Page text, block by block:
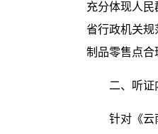
充分体现人
省行政机关规
制品零售点合
二、听证
针对《云